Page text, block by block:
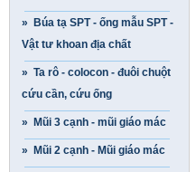
» Búa tạ SPT - ống mẫu SPT -
Vật tư khoan địa chất
» Ta rô - colocon - đuôi chuột
cứu cần, cứu ống
» Mũi 3 cạnh - mũi giáo mác
» Mũi 2 cạnh - Mũi giáo mác